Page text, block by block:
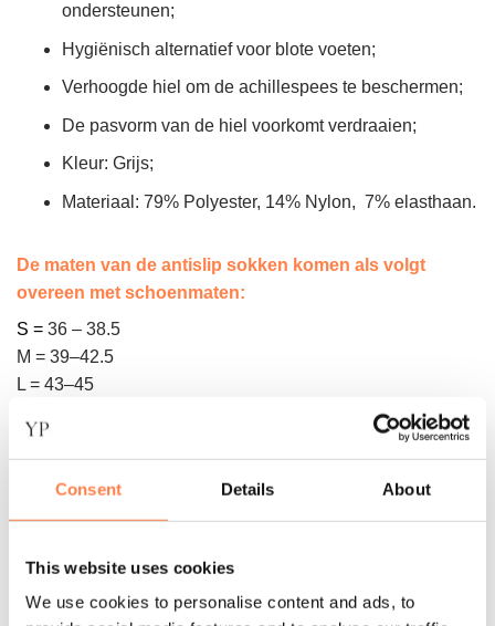
Consent Details About
This website uses cookies
We use cookies to personalise content and ads, to
ondersteunen;
Hygiënisch alternatief voor blote voeten;
Verhoogde hiel om de achillespees te beschermen;
De pasvorm van de hiel voorkomt verdraaien;
Kleur: Grijs;
Materiaal: 79% Polyester, 14% Nylon, 7% elasthaan.
De maten van de antislip sokken komen als volgt
overeen met schoenmaten:
S = 36 – 38.5
M = 39–42.5
L = 43–45
Instructie voor het wassen:
sokken binnenste buiten in een zachte cyclus om de
antislip laag te beschermen. Daarna op het droogrek laten
Let op! Gebruik geen bleekmiddel of andere agressieve